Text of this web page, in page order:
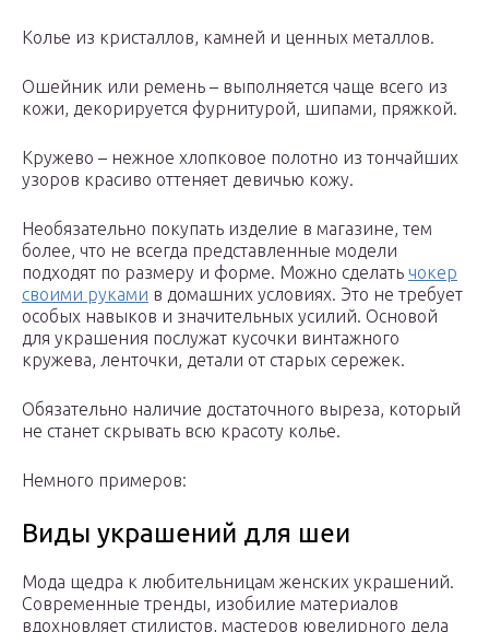
Колье из кристаллов, камней и ценных металлов.
Ошейник или ремень – выполняется чаще всего из
кожи, декорируется фурнитурой, шипами, пряжкой.
Кружево – нежное хлопковое полотно из тончайших
узоров красиво оттеняет девичью кожу.
Необязательно покупать изделие в магазине, тем
более, что не всегда представленные модели
подходят по размеру и форме. Можно сделать чокер
своими руками в домашних условиях. Это не требует
особых навыков и значительных усилий. Основой
для украшения послужат кусочки винтажного
кружева, ленточки, детали от старых сережек.
Обязательно наличие достаточного выреза, который
не станет скрывать всю красоту колье.
Немного примеров:
Виды украшений для шеи
Мода щедра к любительницам женских украшений.
Современные тренды, изобилие материалов
вдохновляет стилистов, мастеров ювелирного дела